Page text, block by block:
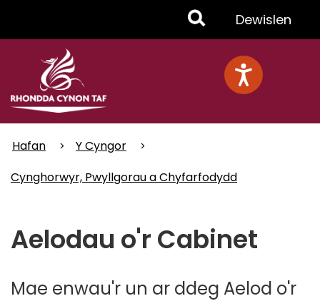
Toggle
Menu
Dewislen
Hafan
Y Cyngor
Cynghorwyr, Pwyllgorau a Chyfarfodydd
Aelodau o'r Cabinet
Mae enwau'r un ar ddeg Aelod o'r